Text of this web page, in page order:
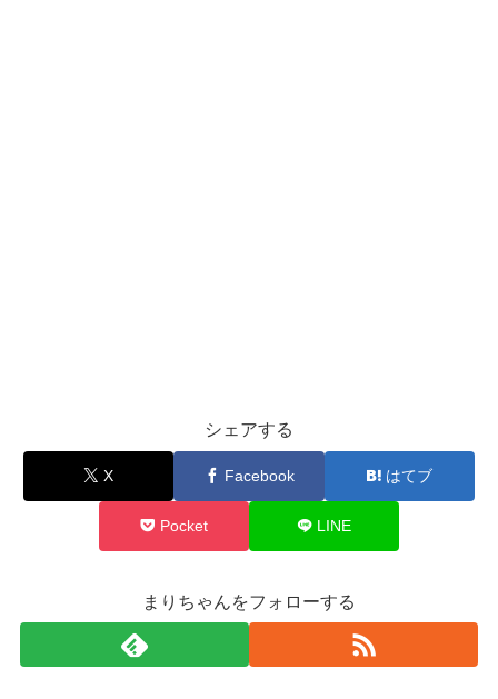
シェアする
X Facebook はてブ
Pocket LINE
まりちゃんをフォローする